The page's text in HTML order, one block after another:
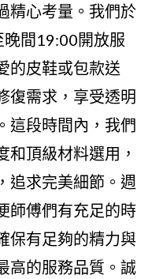
精心考量。我們於
間19:00開放服
的皮鞋或包款送
復需求，享受透明
這段時間內，我們
和頂級材料選用，
追求完美細節。週
師傅們有充足的時
保有足夠的精力與
高的服務品質。誠